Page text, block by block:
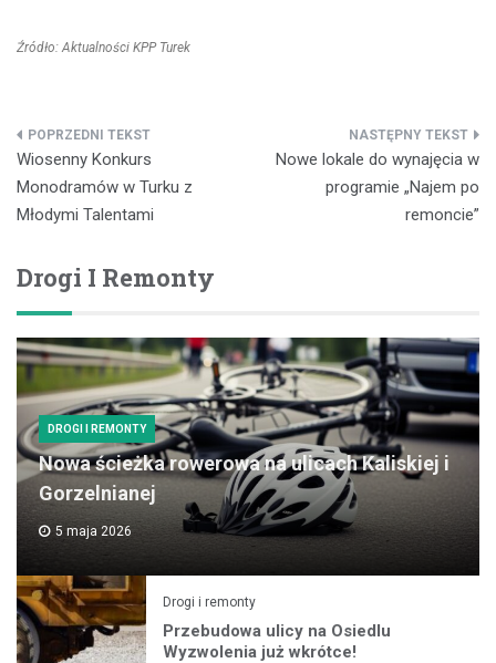
Źródło: Aktualności KPP Turek
Nawigacja
wpisu
Wiosenny Konkurs
Monodramów w Turku z
Młodymi Talentami
Nowe lokale do wynajęcia w
programie „Najem po
remoncie”
Drogi I Remonty
DROGI I REMONTY
Nowa ścieżka rowerowa na ulicach Kaliskiej i
Gorzelnianej
5 maja 2026
Drogi i remonty
Przebudowa ulicy na Osiedlu
Wyzwolenia już wkrótce!